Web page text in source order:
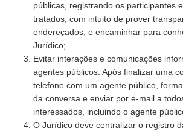
públicas, registrando os participantes
tratados, com intuito de prover
endereçados, e encaminhar para
Jurídico;
Evitar interações e comunicações
agentes públicos. Após finalizar uma
telefone com um agente público,
da conversa e enviar por e-mail a
interessados, incluindo o agente
O Jurídico deve centralizar o registro